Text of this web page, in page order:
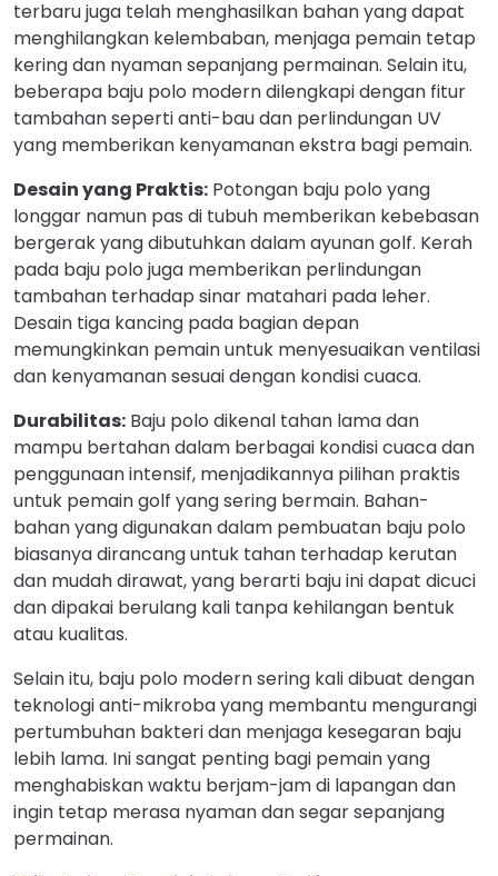
terbaru juga telah menghasilkan bahan yang dapat
menghilangkan kelembaban, menjaga pemain tetap
kering dan nyaman sepanjang permainan. Selain itu,
beberapa baju polo modern dilengkapi dengan fitur
tambahan seperti anti-bau dan perlindungan UV
yang memberikan kenyamanan ekstra bagi pemain.
Desain yang Praktis: Potongan baju polo yang
longgar namun pas di tubuh memberikan kebebasan
bergerak yang dibutuhkan dalam ayunan golf. Kerah
pada baju polo juga memberikan perlindungan
tambahan terhadap sinar matahari pada leher.
Desain tiga kancing pada bagian depan
memungkinkan pemain untuk menyesuaikan ventilasi
dan kenyamanan sesuai dengan kondisi cuaca.
Durabilitas: Baju polo dikenal tahan lama dan
mampu bertahan dalam berbagai kondisi cuaca dan
penggunaan intensif, menjadikannya pilihan praktis
untuk pemain golf yang sering bermain. Bahan-
bahan yang digunakan dalam pembuatan baju polo
biasanya dirancang untuk tahan terhadap kerutan
dan mudah dirawat, yang berarti baju ini dapat dicuci
dan dipakai berulang kali tanpa kehilangan bentuk
atau kualitas.
Selain itu, baju polo modern sering kali dibuat dengan
teknologi anti-mikroba yang membantu mengurangi
pertumbuhan bakteri dan menjaga kesegaran baju
lebih lama. Ini sangat penting bagi pemain yang
menghabiskan waktu berjam-jam di lapangan dan
ingin tetap merasa nyaman dan segar sepanjang
permainan.